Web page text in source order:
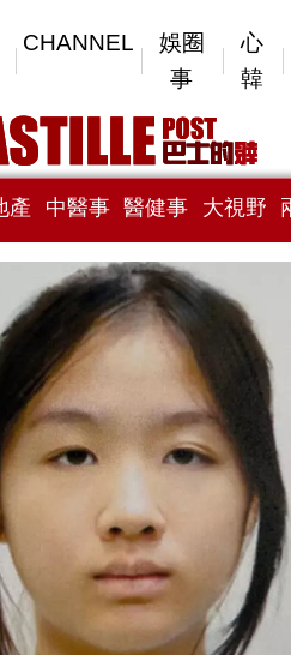
CHANNEL
娛圈
事
心
韓
產 中醫事 醫健事 大視野